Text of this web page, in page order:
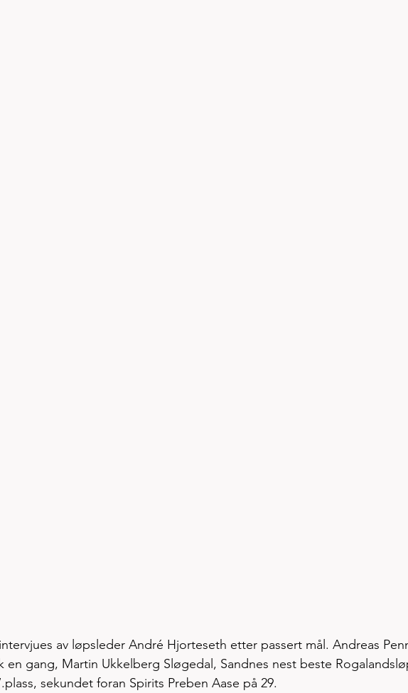
av løpsleder André Hjorteseth etter passert mål. Andreas
en gang, Martin Ukkelberg Sløgedal, Sandnes nest beste
sekundet foran Spirits Preben Aase på 29.